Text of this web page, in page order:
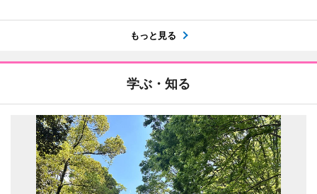
もっと見る
学ぶ・知る